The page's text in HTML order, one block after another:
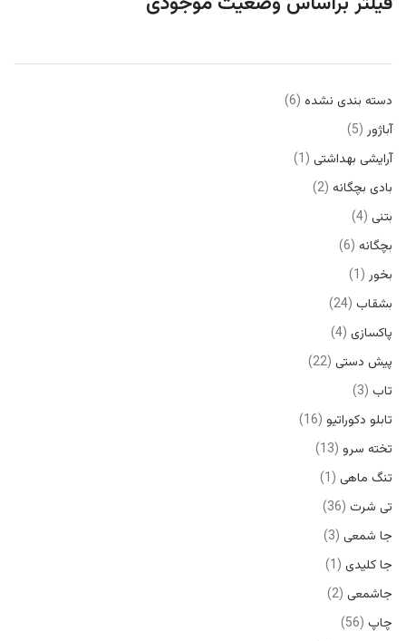
دسته بندی نشده 6
آباژور 5
آرایشی بهداشتی 1
بادی بچگانه 2
بتنی 4
بچگانه 6
بخور 1
بشقاب 24
پاکسازی 4
پیش دستی 22
تاب 3
تابلو دکوراتیو 16
تخته سرو 13
تنگ ماهی 1
تی شرت 36
جا شمعی 3
جا کلیدی 1
جاشمعی 2
چاپ 56